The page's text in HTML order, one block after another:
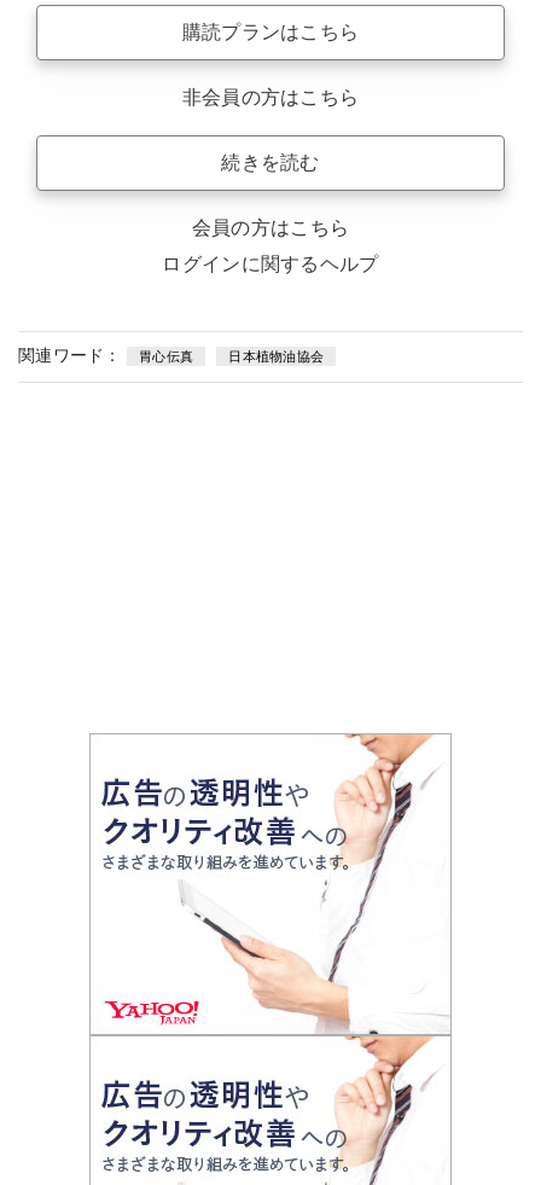
購読プランはこちら
非会員の方はこちら
続きを読む
会員の方はこちら
ログインに関するヘルプ
関連ワード： 胃心伝真 日本植物油協会